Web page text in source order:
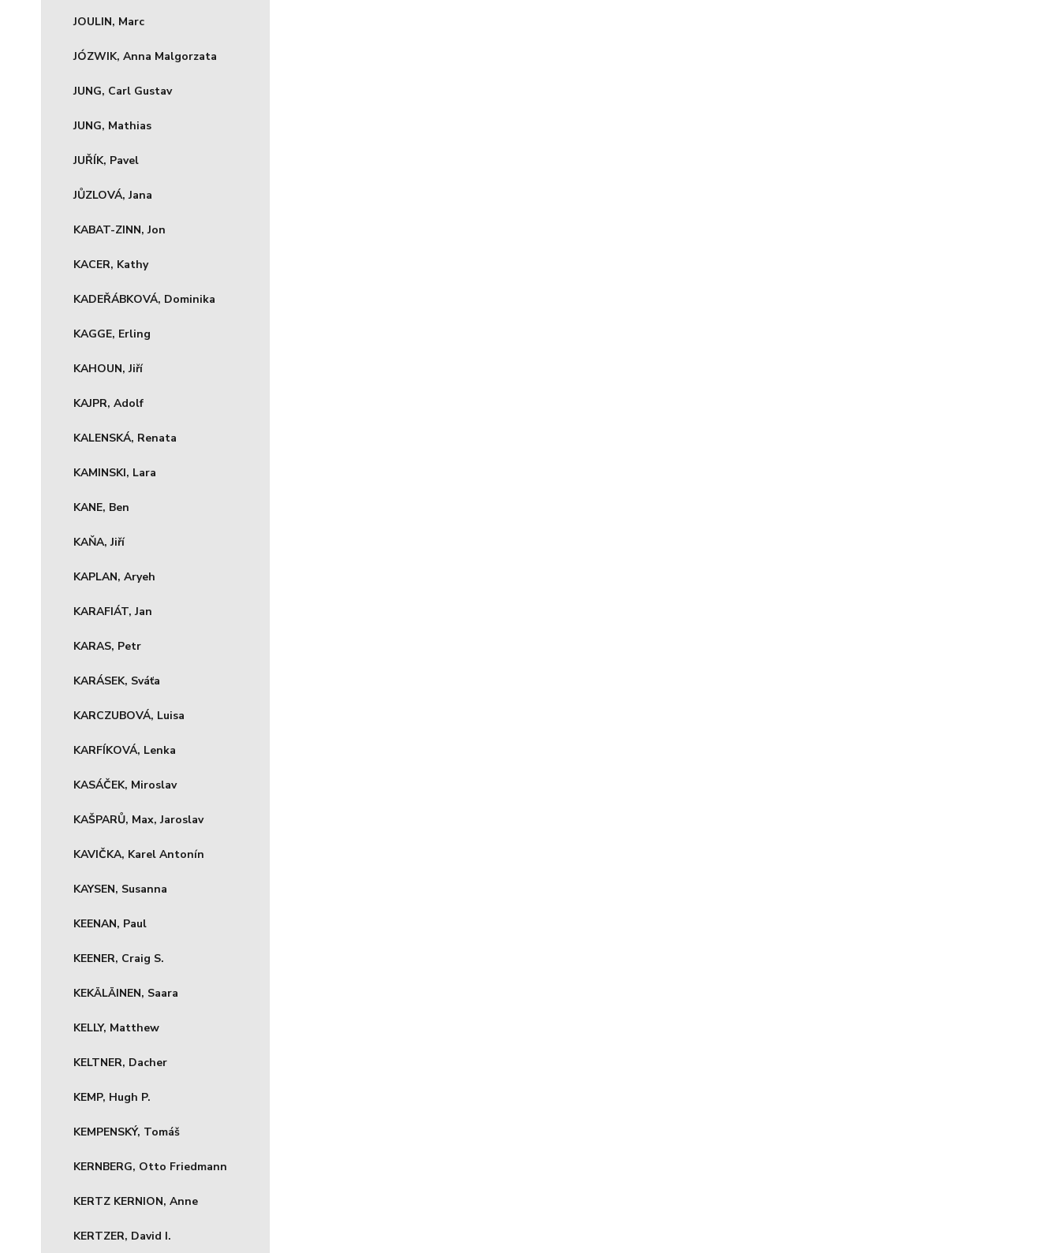
JOULIN, Marc
JÓZWIK, Anna Malgorzata
JUNG, Carl Gustav
JUNG, Mathias
JUŘÍK, Pavel
JŮZLOVÁ, Jana
KABAT-ZINN, Jon
KACER, Kathy
KADEŘÁBKOVÁ, Dominika
KAGGE, Erling
KAHOUN, Jiří
KAJPR, Adolf
KALENSKÁ, Renata
KAMINSKI, Lara
KANE, Ben
KAŇA, Jiří
KAPLAN, Aryeh
KARAFIÁT, Jan
KARAS, Petr
KARÁSEK, Sváťa
KARCZUBOVÁ, Luisa
KARFÍKOVÁ, Lenka
KASÁČEK, Miroslav
KAŠPARŮ, Max, Jaroslav
KAVIČKA, Karel Antonín
KAYSEN, Susanna
KEENAN, Paul
KEENER, Craig S.
KEKÄLÄINEN, Saara
KELLY, Matthew
KELTNER, Dacher
KEMP, Hugh P.
KEMPENSKÝ, Tomáš
KERNBERG, Otto Friedmann
KERTZ KERNION, Anne
KERTZER, David I.